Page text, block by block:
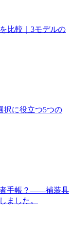
比較｜3モデルの
択に役立つ5つの
者手帳？――補装具
ました。